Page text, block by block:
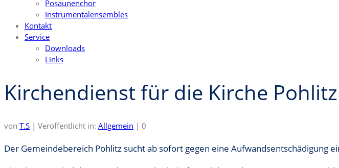
Posaunenchor
Instrumentalensembles
Kontakt
Service
Downloads
Links
Kirchendienst für die Kirche
von T.S | Veröffentlicht in: Allgemein | 0
Der Gemeindebereich Pohlitz sucht ab sofort gegen eine Aufwandsentschädigung